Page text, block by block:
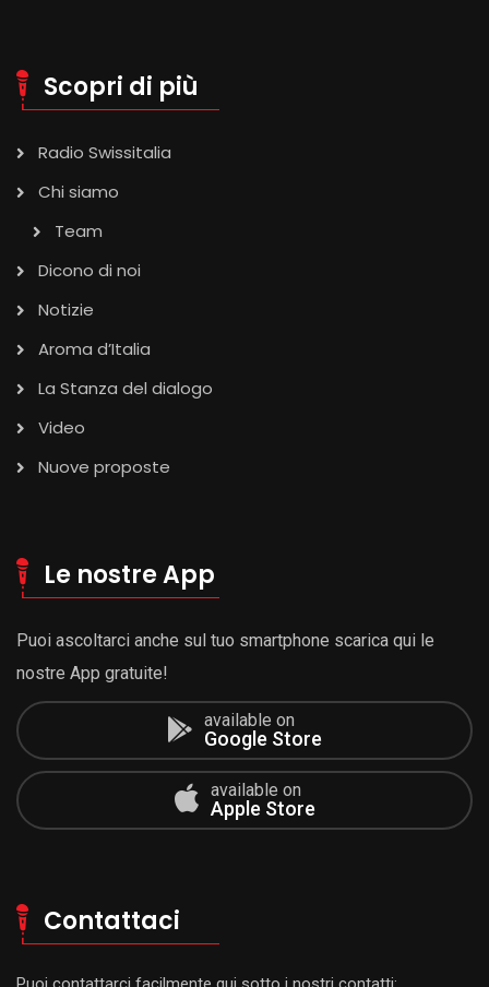
Scopri di più
Radio Swissitalia
Chi siamo
Team
Dicono di noi
Notizie
Aroma d’Italia
La Stanza del dialogo
Video
Nuove proposte
Le nostre App
Puoi ascoltarci anche sul tuo smartphone scarica qui le
nostre App gratuite!
available on
Google Store
available on
Apple Store
Contattaci